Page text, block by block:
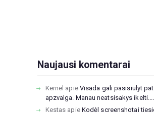
Naujausi komentarai
Kernel apie Visada gali pasisiulyt
apzvalga. Manau neatsisakys ikelti....
Kestas apie Kodėl screenshotai